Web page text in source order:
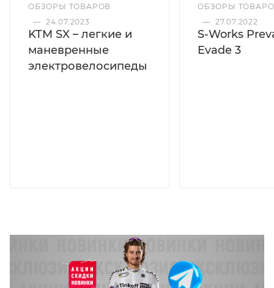
ОБЗОРЫ ТОВАРОВ
— 24.07.2023
KTM SX – легкие и
маневренные
электровелосипеды
ОБЗОРЫ
— 27.07.2022
S-Works
Evade 3